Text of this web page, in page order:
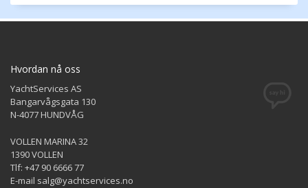
Hvordan nå oss
YachtServices AS
Bangarvågsgata 130
N-4077 HUNDVÅG
VOLLEN MARINA 32
1390 VOLLEN
Tlf: +47 90 6666 77
E-mail salg@yachtservices.no